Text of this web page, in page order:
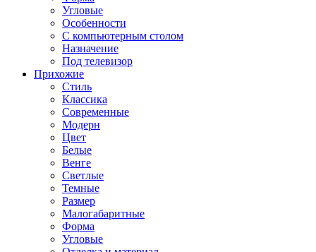
Угловые
Особенности
С компьютерным столом
Назначение
Под телевизор
Прихожие
Стиль
Классика
Современные
Модерн
Цвет
Белые
Венге
Светлые
Темные
Размер
Малогабаритные
Форма
Угловые